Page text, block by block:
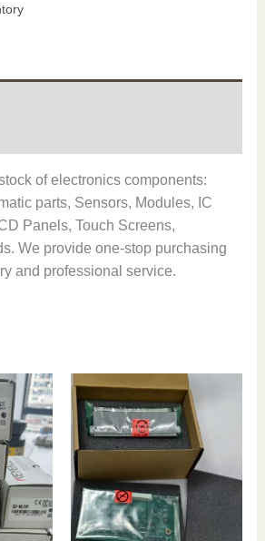
of electronics components:
parts, Sensors, Modules, IC
Panels, Touch Screens,
We provide one-stop purchasing
and professional service.